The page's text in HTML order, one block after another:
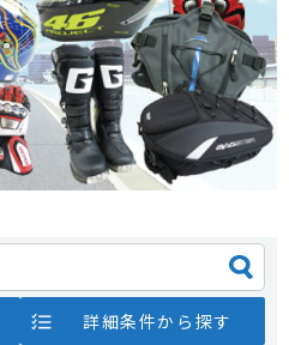
詳細条件から探す